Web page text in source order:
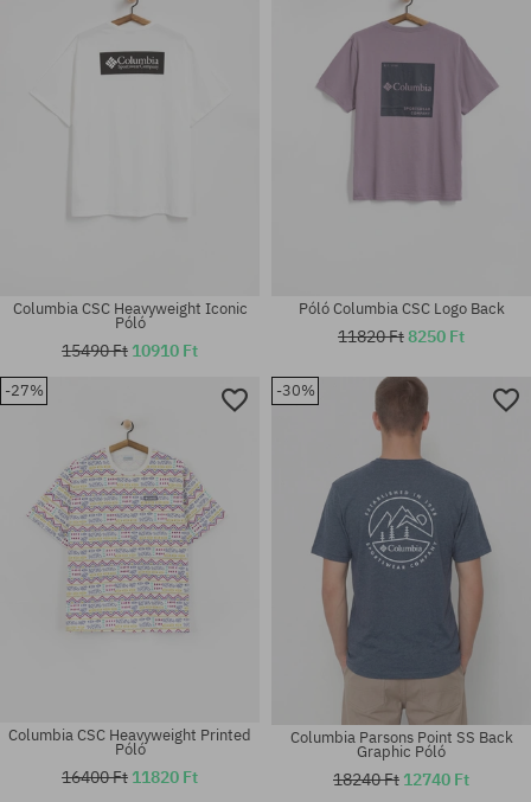
Elérhető méretek:
Elérhető méretek:
Columbia CSC Heavyweight Iconic
Póló
15490 Ft 10910 Ft
Póló Columbia CSC Logo Back
11820 Ft8250 Ft
-27%
Columbia CSC Heavyweight Printed
Póló
16400 Ft 11820 Ft
-30%
Columbia Parsons Point SS Back
Graphic Póló
18240 Ft 12740 Ft